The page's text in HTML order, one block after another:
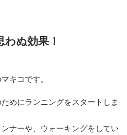
ぬ効果！
キコです。
めにランニングをスタートしま
ナーや、ウォーキングをしてい